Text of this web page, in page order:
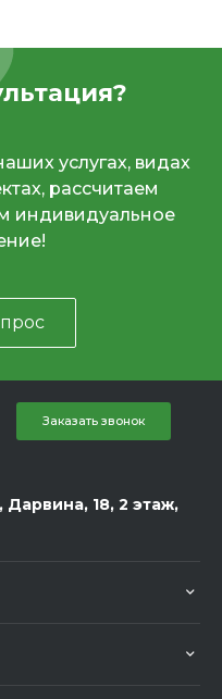
услугах, видах
рассчитаем
индивидуальное
Заказать звонок
18, 2 этаж,